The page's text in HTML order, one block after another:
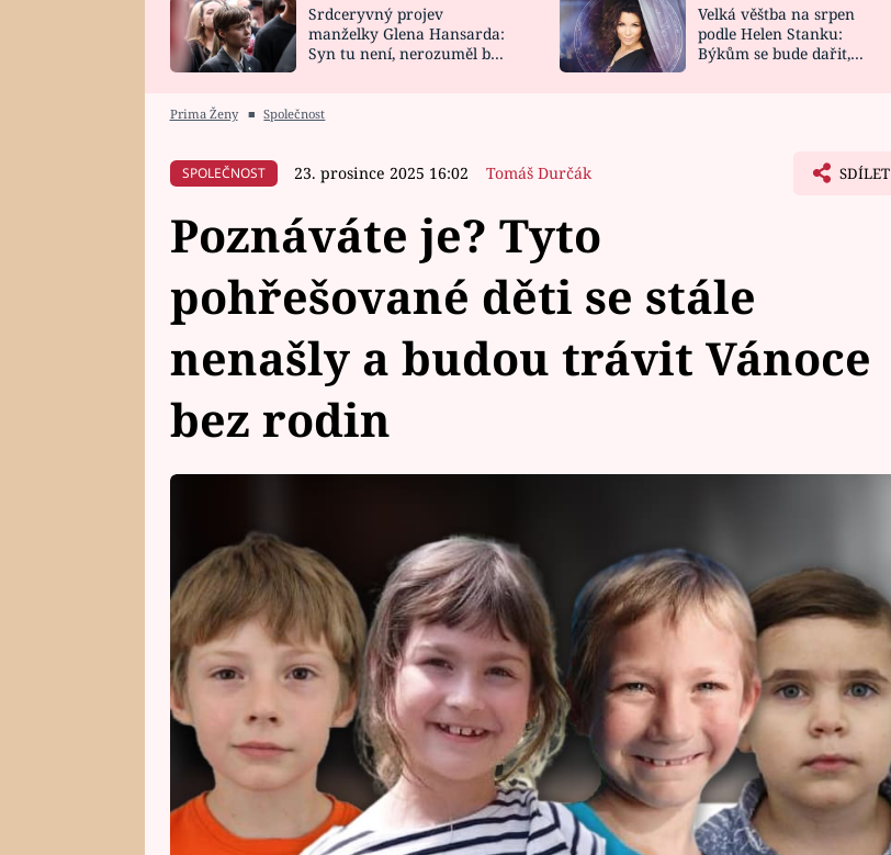
HOROSKOP NA
CELEBRITY
VAŘENÍ
NOVINKY
VIDEORECEPTY
Srdceryvný projev
manželky Glena Hansarda:
Syn tu není, nerozuměl by
Velká věštba na srpen
podle Helen Stanku:
Býkům se bude dařit,
Prima Ženy ■ Společnost
SPOLEČNOST 23. prosince 2025 16:02 Tomáš Durčák SDÍLET
Poznáváte je? Tyto
pohřešované děti se stále
nenašly a budou trávit Vánoce
bez rodin